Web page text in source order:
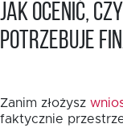
Jak ocenić,
potrzebuje
Zanim złożysz
faktycznie